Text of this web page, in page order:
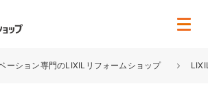
ーション専門のLIXILリフォームショップ